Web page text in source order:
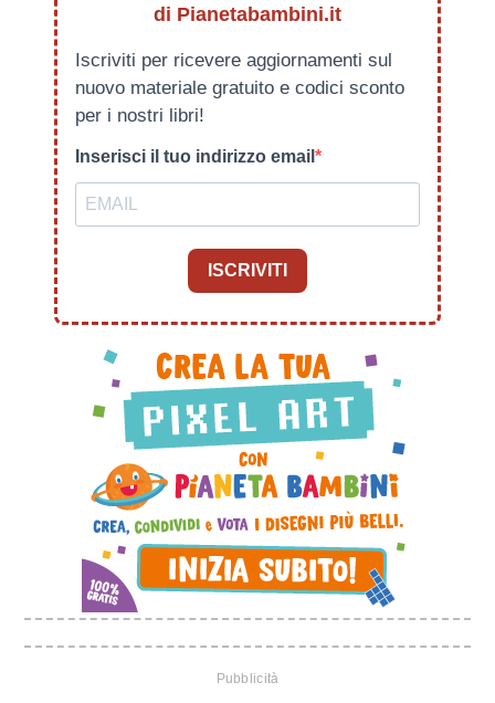
di Pianetabambini.it
Iscriviti per ricevere aggiornamenti sul
nuovo materiale gratuito e codici sconto
per i nostri libri!
Inserisci il tuo indirizzo email
ISCRIVITI